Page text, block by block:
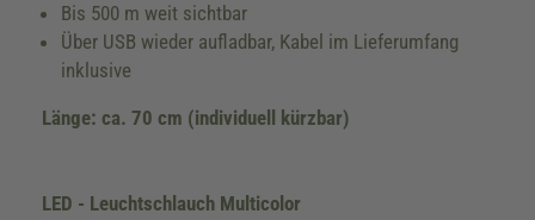
Bis 500 m weit sichtbar
Über USB wieder aufladbar, Kabel im Lieferumfang
inklusive
Länge: ca. 70 cm (individuell kürzbar)
LED - Leuchtschlauch Multicolor